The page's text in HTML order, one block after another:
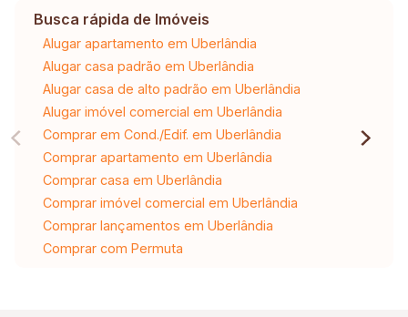
Busca rápida de Imóveis
Alugar apartamento em Uberlândia
Alugar casa padrão em Uberlândia
Alugar casa de alto padrão em Uberlândia
Alugar imóvel comercial em Uberlândia
Comprar em Cond./Edif. em Uberlândia
Comprar apartamento em Uberlândia
Comprar casa em Uberlândia
Comprar imóvel comercial em Uberlândia
Comprar lançamentos em Uberlândia
Comprar com Permuta